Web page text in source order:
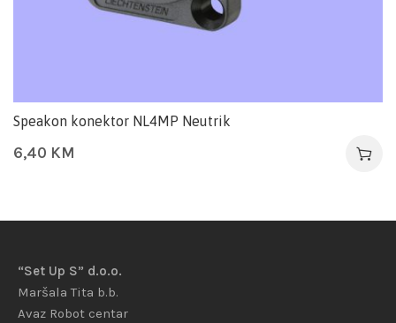
Speakon konektor NL4MP Neutrik
6,40 KM
“Set Up S” d.o.o.
Maršala Tita b.b.
Avaz Robot centar